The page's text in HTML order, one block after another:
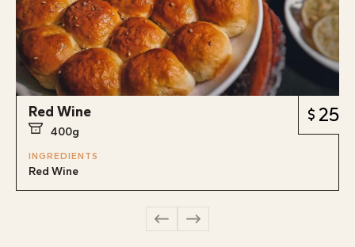
Red Wine
400g
25
INGREDIENTS
Red Wine